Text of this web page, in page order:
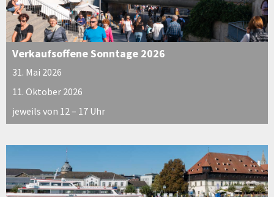
Verkaufsoffene Sonntage 2026
31. Mai 2026
11. Oktober 2026
jeweils von 12 – 17 Uhr